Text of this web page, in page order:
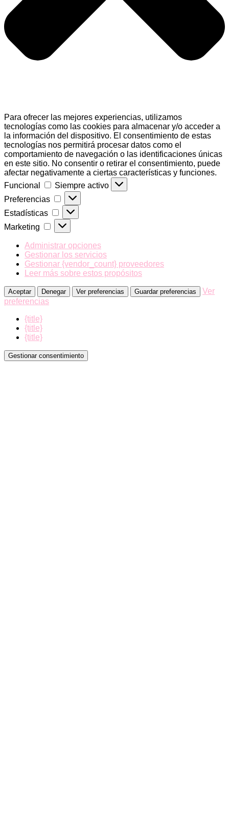
Para ofrecer las mejores experiencias, utilizamos
tecnologías como las cookies para almacenar y/o acceder a
la información del dispositivo. El consentimiento de estas
tecnologías nos permitirá procesar datos como el
comportamiento de navegación o las identificaciones únicas
en este sitio. No consentir o retirar el consentimiento, puede
afectar negativamente a ciertas características y funciones.
Funcional
Funcional
Siempre activo
Preferencias
Preferencias
Estadísticas Estadísticas
Marketing Marketing
Administrar opciones
Gestionar los servicios
Gestionar {vendor_count} proveedores
Leer más sobre estos propósitos
Aceptar Denegar Ver preferencias Guardar preferencias
Ver
preferencias
{title}
{title}
{title}
Gestionar consentimiento